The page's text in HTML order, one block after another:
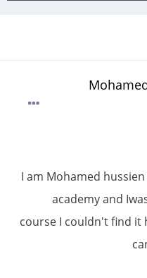
I am Mohamed
academy and
course I couldn't find it